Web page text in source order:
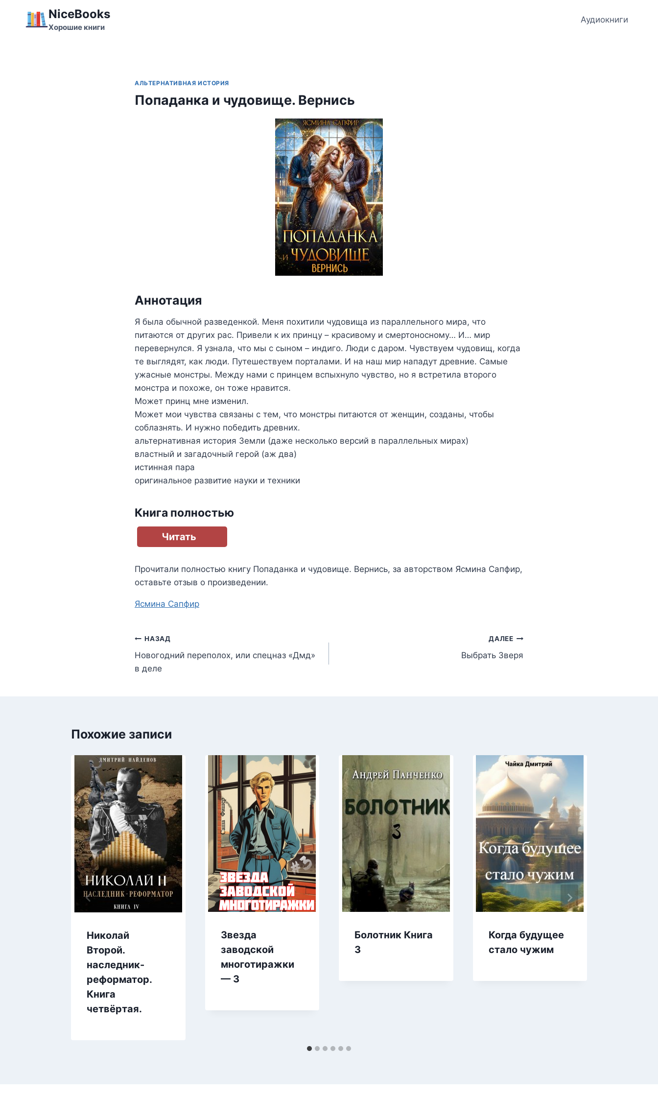
содержимому
NiceBooks
Хорошие книги
Аудиокниги
АЛЬТЕРНАТИВНАЯ ИСТОРИЯ
Попаданка и чудовище. Вернись
Аннотация
Я была обычной разведенкой. Меня похитили чудовища из параллельного мира, что
питаются от других рас. Привели к их принцу – красивому и смертоносному… И… мир
перевернулся. Я узнала, что мы с сыном – индиго. Люди с даром. Чувствуем чудовищ, когда
те выглядят, как люди. Путешествуем порталами. И на наш мир нападут древние. Самые
ужасные монстры. Между нами с принцем вспыхнуло чувство, но я встретила второго
монстра и похоже, он тоже нравится.
Может принц мне изменил.
Может мои чувства связаны с тем, что монстры питаются от женщин, созданы, чтобы
соблазнять. И нужно победить древних.
альтернативная история Земли (даже несколько версий в параллельных мирах)
властный и загадочный герой (аж два)
истинная пара
оригинальное развитие науки и техники
Книга полностью
Читать
Прочитали полностью книгу Попаданка и чудовище. Вернись, за авторством Ясмина Сапфир,
оставьте отзыв о произведении.
Метки
Ясмина Сапфир
Навигация
по
записям
НАЗАД
Новогодний переполох, или спецназ «Дмд»
в деле
ДАЛЕЕ
Выбрать Зверя
Похожие записи
Николай
Второй.
наследник-
реформатор.
Книга
четвёртая.
Звезда
заводской
многотиражки
— 3
Болотник Книга
3
Когда будущее
стало чужим